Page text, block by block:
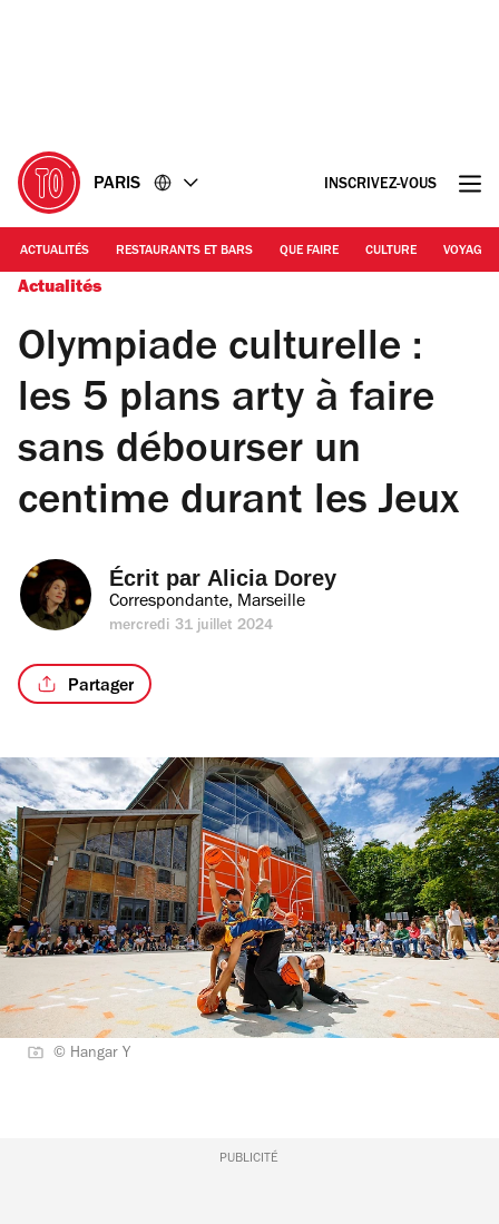
PARIS INSCRIVEZ-VOUS
ACTUALITÉS RESTAURANTS ET BARS QUE FAIRE CULTURE VOYAGE
Actualités
Olympiade culturelle :
les 5 plans arty à faire
sans débourser un
centime durant les Jeux
Écrit par Alicia Dorey
Correspondante, Marseille
mercredi 31 juillet 2024
Partager
© Hangar Y
PUBLICITÉ